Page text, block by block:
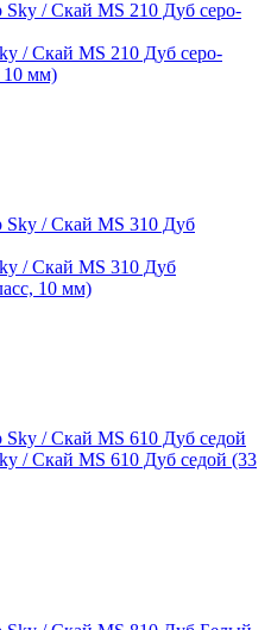
/ Скай MS 210 Дуб серо-
10 мм)
/ Скай MS 310 Дуб
10 мм)
/ Скай MS 610 Дуб седой (33